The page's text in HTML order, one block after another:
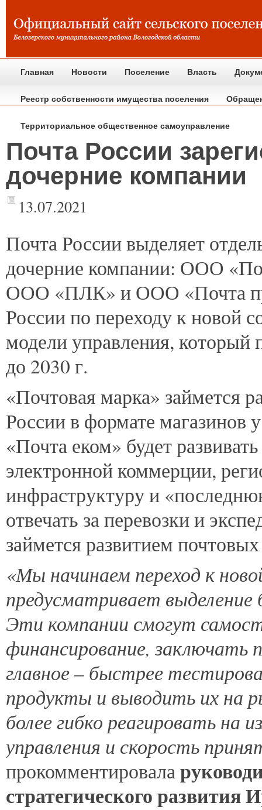
Главная Новости Поселение Власть
Реестр собственности имущества поселения
Территориальное общественное самоуправление
Почта России
дочерние компании
13.07.2021
Почта России выделяет
дочерние компании: ООО
ООО «ПЛК» и ООО «Почта
России по переходу к новой
модели управления, который
до 2030 г.
«Почтовая марка» займется
России в формате магазинов
«Почта еком» будет
электронной коммерции,
инфраструктуру и
отвечать за перевозки и
займется развитием
«Мы начинаем переход к
предусматривает выделение
Эти компании смогут
финансирование, заключать
главное – быстрее
продукты и выводить их на
более гибко реагировать на
управления и скорость
прокомментировала
стратегического